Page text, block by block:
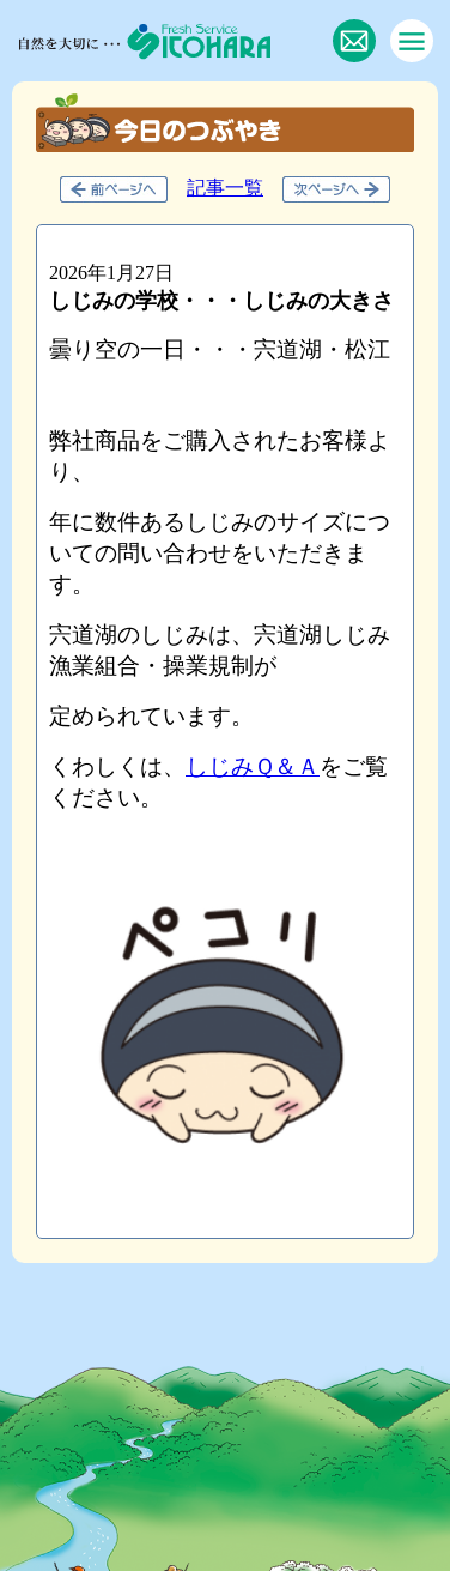
記事一覧
2026年1月27日
しじみの学校・・・しじみの大きさ
曇り空の一日・・・宍道湖・松江
弊社商品をご購入されたお客様よ
り、
年に数件あるしじみのサイズにつ
いての問い合わせをいただきま
す。
宍道湖のしじみは、宍道湖しじみ
漁業組合・操業規制が
定められています。
くわしくは、
しじみＱ＆Ａ をご覧
ください。